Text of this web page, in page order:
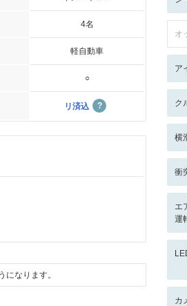
4名
軽自動車
○
リ済込
なります。
オ
ア
ク
横
衝
エ
運
カ